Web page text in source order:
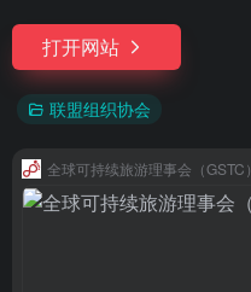
打开网站
联盟组织协会
全球可持续旅游理事会（GSTC）